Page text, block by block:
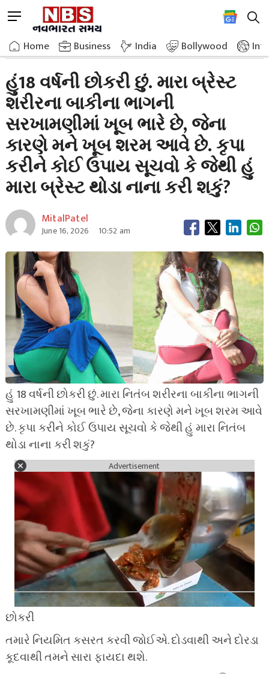
to
content
M
n
u
u
t
t
o
Home Business India Bollywood
Home»Relationship»I Am An 18 Year Old Girl My Breasts Are Very Heavy
હું18 વર્ષની છોકરી છું. મારા બ્રેસ્ટ
શરીરના બાકીના ભાગની
સરખામણીમાં ખૂબ ભારે છે, જેના
કારણે મને ખૂબ શરમ આવે છે. કૃપા
કરીને કોઈ ઉપાય સૂચવો કે જેથી હું
મારા બ્રેસ્ટ થોડા નાના કરી શકું?
MitalPatel
June 16, 2026 10:52 am
હું 18 વર્ષની છોકરી છું. મારા નિતંબ શરીરના બાકીના ભાગની
સરખામણીમાં ખૂબ ભારે છે, જેના કારણે મને ખૂબ શરમ આવે
છે. કૃપા કરીને કોઈ ઉપાય સૂચવો કે જેથી હું મારા નિતંબ
થોડા નાના કરી શકું?
Advertisement
છોકરી
તમારે નિયમિત કસરત કરવી જોઈએ. દોડવાથી અને દોરડા
કૂદવાથી તમને સારા ફાયદા થશે.